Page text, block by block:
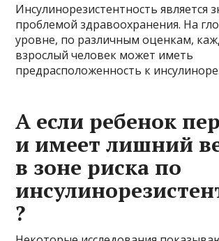
Инсулинорезистентность является
проблемой здравоохранения. На
уровне, по различным оценкам,
взрослый человек может иметь
предрасположенность к
А если ребенок
и имеет лишний
в зоне риска по
?